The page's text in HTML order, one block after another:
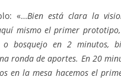
«…Bien está clara la
mismo el primer
bosquejo en 2 minutos,
ronda de aportes. En 20
en la mesa hacemos el